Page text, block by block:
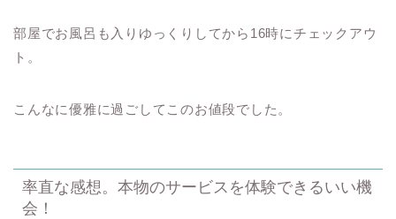
部屋でお風呂も入りゆっくりしてから16時にチェックアウ
ト。
こんなに優雅に過ごしてこのお値段でした。
率直な感想。本物のサービスを体験できるいい機
会！